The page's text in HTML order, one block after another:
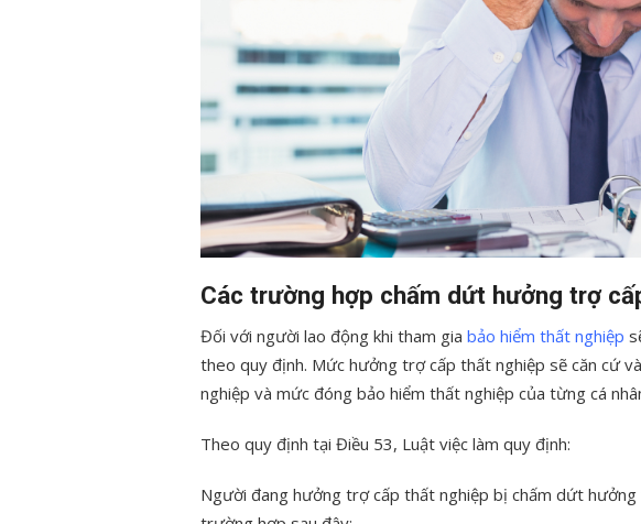
Các trường hợp chấm dứt hưởng trợ
Đối với người lao động khi tham gia bảo hiểm thất nghiệp
theo quy định. Mức hưởng trợ cấp thất nghiệp sẽ căn cứ
nghiệp và mức đóng bảo hiểm thất nghiệp của từng cá
Theo quy định tại Điều 53, Luật việc làm quy định:
Người đang hưởng trợ cấp thất nghiệp bị chấm dứt